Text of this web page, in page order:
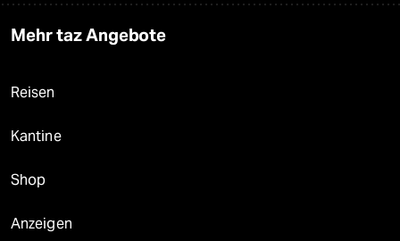
Mehr taz Angebote
Reisen
Kantine
Shop
Anzeigen